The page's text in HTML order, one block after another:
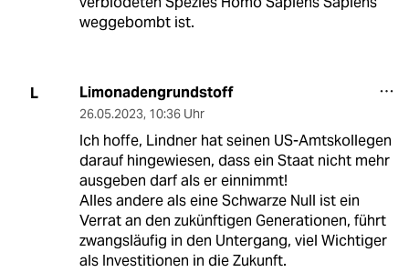
weggebombt ist.
L Limonadengrundstoff
26.05.2023, 10:36 Uhr
Ich hoffe, Lindner hat seinen US-Amtskollegen
darauf hingewiesen, dass ein Staat nicht mehr
ausgeben darf als er einnimmt!
Alles andere als eine Schwarze Null ist ein
Verrat an den zukünftigen Generationen, führt
zwangsläufig in den Untergang, viel Wichtiger
als Investitionen in die Zukunft.